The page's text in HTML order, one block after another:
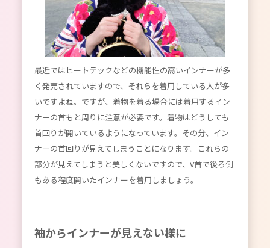
最近ではヒートテックなどの機能性の高いインナーが多
く発売されていますので、それらを着用している人が多
いですよね。ですが、着物を着る場合には着用するイン
ナーの首もと周りに注意が必要です。着物はどうしても
首回りが開いているようになっています。その分、イン
ナーの首回りが見えてしまうことになります。これらの
部分が見えてしまうと美しくないですので、V首で後ろ側
もある程度開いたインナーを着用しましょう。
袖からインナーが見えない様に